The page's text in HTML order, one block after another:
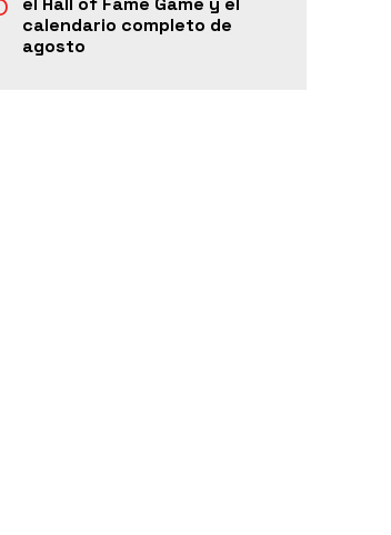
calendario completo de
agosto